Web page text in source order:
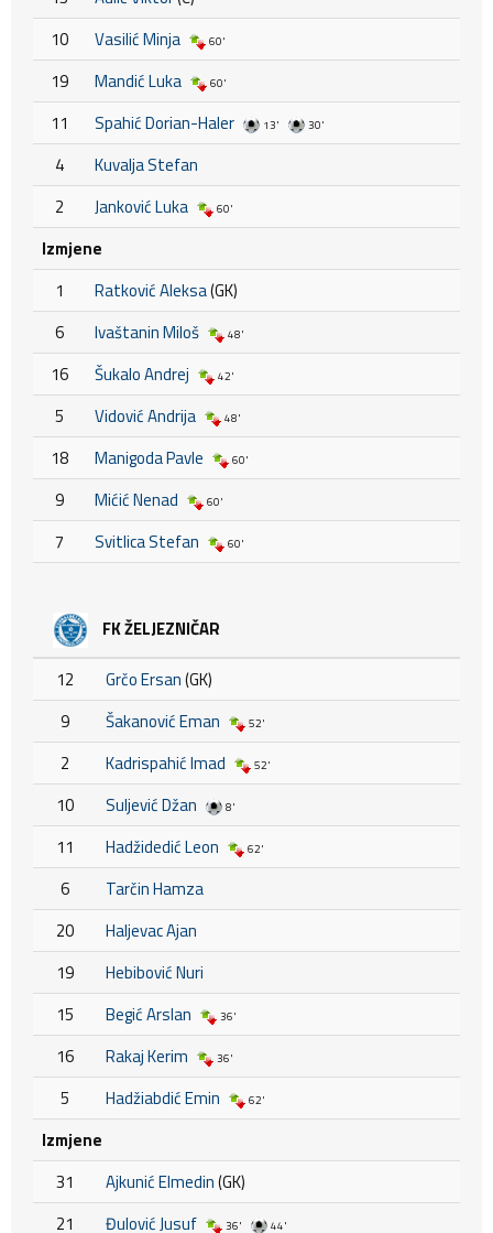
10
Vasilić Minja 60'
19 Mandić Luka 60'
11 Spahić Dorian-Haler 13' 30'
4
Kuvalja Stefan
2
Janković Luka 60'
Izmjene
1
Ratković Aleksa(GK)
6
Ivaštanin Miloš 48'
16 Šukalo Andrej 42'
5 Vidović Andrija 48'
18 Manigoda Pavle 60'
9 Mićić Nenad 60'
7 Svitlica Stefan 60'
FK ŽELJEZNIČAR
12 Grčo Ersan(GK)
9
Šakanović Eman 52'
2 Kadrispahić Imad 52'
10 Suljević Džan 8'
11 Hadžidedić Leon 62'
6
Tarčin Hamza
20
Haljevac Ajan
19
Hebibović Nuri
15
Begić Arslan 36'
16 Rakaj Kerim 36'
5 Hadžiabdić Emin 62'
Izmjene
31
Ajkunić Elmedin(GK)
21
Đulović Jusuf 36' 44'